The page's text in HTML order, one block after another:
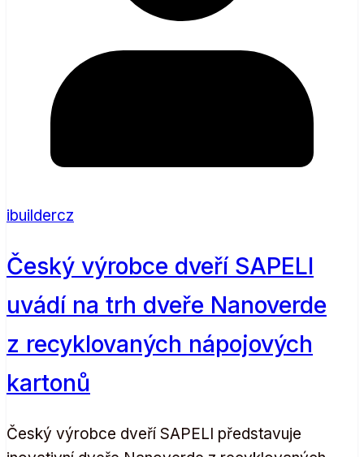
ibuildercz
Český výrobce dveří SAPELI
uvádí na trh dveře Nanoverde
z recyklovaných nápojových
kartonů
Český výrobce dveří SAPELI představuje